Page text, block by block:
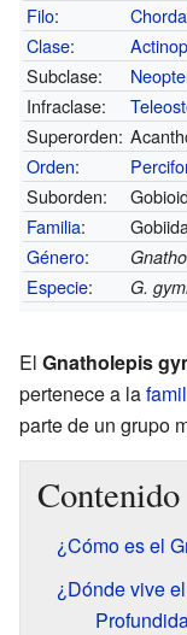
Filo:
Clase:
Subclase:
Infraclase:
Superorden:
Orden:
Suborden:
Familia:
Género:
Especie: G.
El Gnatholepis
pertenece a la
parte de un grupo
Contenido
¿Cómo es el
¿Dónde vive